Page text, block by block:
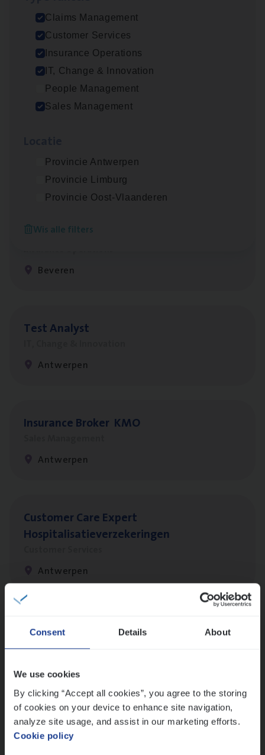
Consent Details About
We use cookies
By clicking “Accept all cookies”, you agree to the storing
of cookies on your device to enhance site navigation,
analyze site usage, and assist in our marketing efforts.
Cookie policy
Claims Management
Customer Services
Insurance Operations
IT, Change & Innovation
People Management
Sales Management
Provincie Antwerpen
Provincie Limburg
Provincie Oost-Vlaanderen
Wis alle filters
Dos­sier­be­heer­der ver­ze­ke­rin­gen — Soci­al
Pro­fit en Public
Insurance Operations
Antwerpen
Antwerpen
Benefits
Beveren
Test Ana­lyst
Antwerpen
Insu­ran­ce Bro­ker KMO
Antwerpen
Cus­to­mer Care Expert
Hospitalisatieverzekeringen
Antwerpen
Cor­po­ra­te Insu­ran­ce Bro­ker Property
Scha­de Expert Fleet
Claims Management